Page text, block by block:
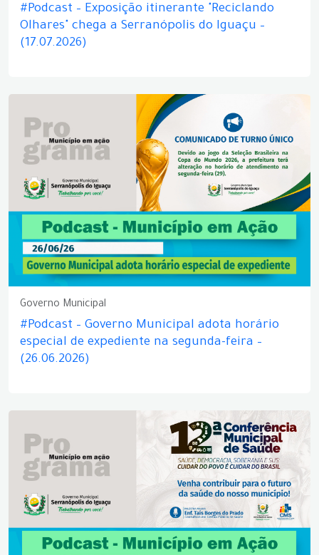
#Podcast – Exposição itinerante "Reciclando
Olhares" chega a Serranópolis do Iguaçu –
(17.07.2026)
Governo Municipal
#Podcast – Governo Municipal adota horário
especial de expediente na segunda-feira –
(26.06.2026)